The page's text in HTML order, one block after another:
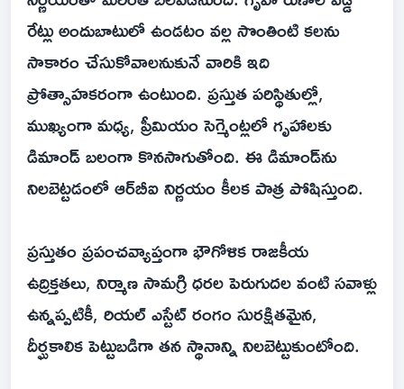
రేట్లు అందుబాటులో ఉండటం వల్ల సొంతింటి కలను
సాకారం చేసుకోవాలనుకునే వారికి ఇది
ప్రోత్సాహకరంగా ఉంటుంది. ప్రస్తుత పరిస్థితుల్లో,
ముఖ్యంగా మధ్య, ప్రీమియం సెగ్మెంట్లలో గృహాలకు
డిమాండ్ బలంగా కొనసాగుతోంది. ఈ డిమాండ్‌ను
నిలబెట్టడంలో ఆర్‌బీఐ నిర్ణయం కీలక పాత్ర పోషిస్తుంది.
ప్రస్తుతం ప్రపంచవ్యాప్తంగా భౌగోళిక రాజకీయ
ఉద్రిక్తతలు, నిర్మాణ సామగ్రి ధరల పెరుగుదల వంటి సవాళ్లు
ఉన్నప్పటికీ, రియల్ ఎస్టేట్ రంగం సురక్షితమైన,
దీర్ఘకాలిక పెట్టుబడిగా తన స్థానాన్ని నిలబెట్టుకుంటోంది.